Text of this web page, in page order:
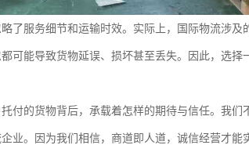
了服务细节和运输时效。实际上，国际物流涉及
可能导致货物延误、损坏甚至丢失。因此，选择
付的货物背后，承载着怎样的期待与信任。我们
业。因为我们相信，商道即人道，诚信经营才能